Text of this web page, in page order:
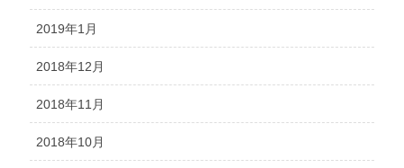
2019年1月
2018年12月
2018年11月
2018年10月